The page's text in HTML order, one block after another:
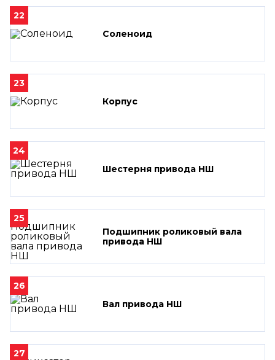
22
Соленоид
23
Корпус
24
Шестерня привода НШ
25
Подшипник роликовый вала
привода НШ
26
Вал привода НШ
27